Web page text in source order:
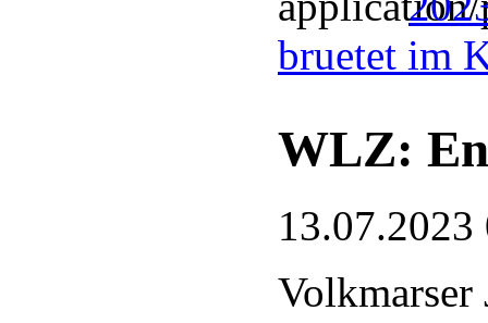
bruetet im
WLZ:
13.07.2023
Volkmarser